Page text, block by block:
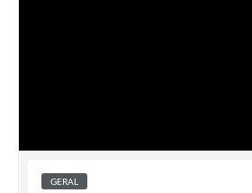
GERAL